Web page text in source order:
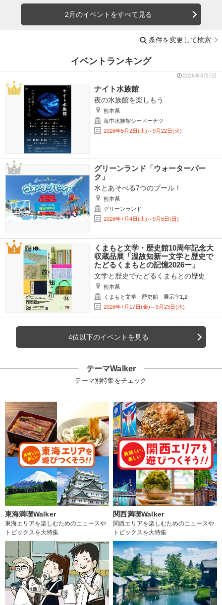
2月のイベントをすべて見る
条件を変更して検索
イベントランキング
2026年8月7日
ナイト水族館
夜の水族館を楽しもう
熊本県
海中水族館シードーナツ
2026年5月2日(土)～9月22日(火)
グリーンランド「ウォーターパー
ク」
水とあそべる7つのプール！
熊本県
グリーンランド
2026年7月4日(土)～9月6日(日)
くまもと文学・歴史館10周年記念大
収蔵品展「温故知新ー文学と歴史で
たどるくまもとの記憶2026ー」
文学と歴史でたどるくまもとの歴史
熊本県
くまもと文学・歴史館 展示室1,2
2026年7月17日(金)～9月23日(水)
4位以下のイベントを見る
テーマWalker
テーマ別特集をチェック
東海満喫Walker
東海エリアを楽しむためのニュースや
トピックスを大特集
関西満喫Walker
関西エリアを楽しむためのニュースや
トピックスを大特集